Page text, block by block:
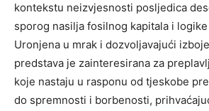
kontekstu neizvjesnosti posljedica
sporog nasilja fosilnog kapitala i
Uronjena u mrak i dozvoljavajući
predstava je zainteresirana za
koje nastaju u rasponu od tjeskobe
do spremnosti i borbenosti,